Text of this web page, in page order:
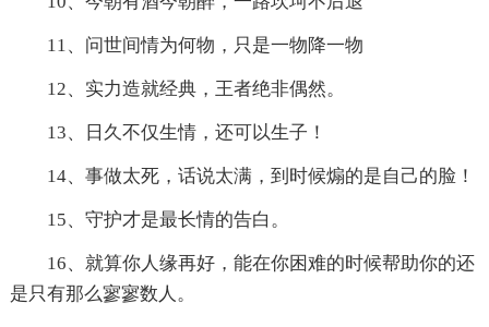
11、问世间情为何物，只是一物降一物
12、实力造就经典，王者绝非偶然。
13、日久不仅生情，还可以生子！
14、事做太死，话说太满，到时候煽的是自己的脸！
15、守护才是最长情的告白。
16、就算你人缘再好，能在你困难的时候帮助你的还
是只有那么寥寥数人。